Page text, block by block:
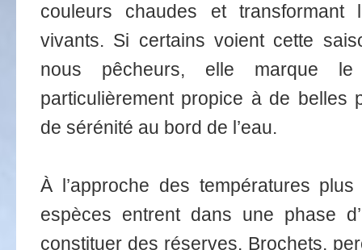
couleurs chaudes et
vivants. Si certains voient cette
nous pêcheurs, elle marque le
particulièrement propice à de belles
de sérénité au bord de l’eau.
À l’approche des températures
espèces entrent dans une phase
constituer des réserves. Brochets,